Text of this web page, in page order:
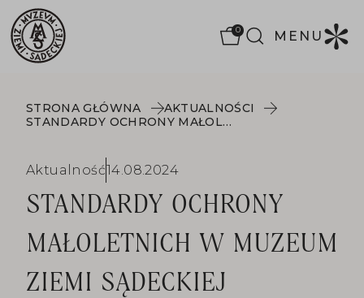
0 MENU
STRONA GŁÓWNA
AKTUALNOŚCI
STANDARDY OCHRONY MAŁOLETNICH W MUZEUM ZIEMI SĄDECKIEJ
Aktualność14.08.2024
STANDARDY OCHRONY
MAŁOLETNICH W MUZEUM
ZIEMI SĄDECKIEJ